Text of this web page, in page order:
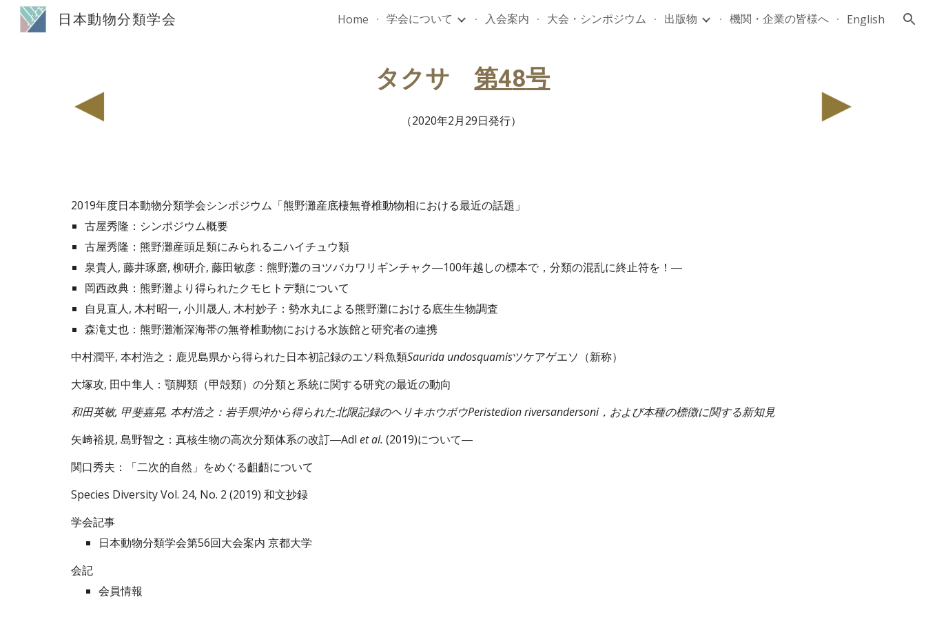
Skip to main content Skip to navigation
日本動物分類学会 Home 学会について 入会案内 大会・シンポジウム 出版物 機関・企業の皆様へ English
タクサ 第48号
（2020年2月29日発行）
2019年度日本動物分類学会シンポジウム「熊野灘産底棲無脊椎動物相における最近の話題 」
古屋秀隆 ：シンポジウム概要
古屋秀隆 ： 熊野灘産頭足類にみられるニハイチュウ類
泉貴人, 藤井琢磨, 柳研介, 藤田敏彦： 熊野灘のヨツバカワリギンチャク―100年越しの標本で，分類の混乱に終止符を！―
岡西政典： 熊野灘より得られたクモヒトデ類について
自見直人, 木村昭一, 小川晟人, 木村妙子 ： 勢水丸による熊野灘における底生生物調査
森滝丈也： 熊野灘漸深海帯の無脊椎動物における水族館と研究者の連携
中村潤平, 本村浩之 ： 鹿児島県から得られた日本初記録のエソ科魚類Saurida undosquamisツケアゲエソ（新称）
大塚攻, 田中隼人 ： 顎脚類（甲殻類）の分類と系統に関する研究の最近の動向
和田英敏, 甲斐嘉晃, 本村浩之： 岩手県沖から得られた北限記録のヘリキホウボウPeristedion riversandersoni，および本種の標徴に関する新知見
矢﨑裕規, 島野智之：真核生物の高次分類体系の改訂―Adl et al. (2019)について―
関口秀夫：「二次的自然」をめぐる齟齬について
Species Diversity Vol. 24, No. 2 (2019) 和文抄録
学会記事
日本動物分類学会第56回大会案内 京都大学
会記
会員情報